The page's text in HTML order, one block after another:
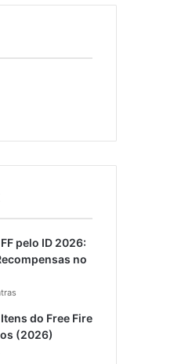
pelo ID 2026:
no
do Free Fire
(2026)